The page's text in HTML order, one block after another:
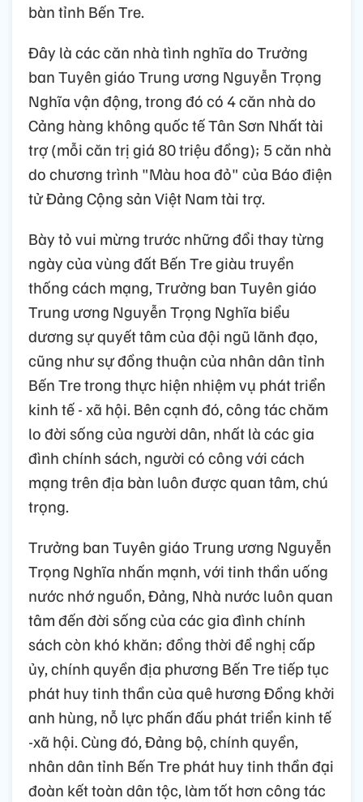
bàn tỉnh Bến Tre.
Đây là các căn nhà tình nghĩa do Trưởng
ban Tuyên giáo Trung ương Nguyễn Trọng
Nghĩa vận động, trong đó có 4 căn nhà do
Cảng hàng không quốc tế Tân Sơn Nhất tài
trợ (mỗi căn trị giá 80 triệu đồng); 5 căn nhà
do chương trình "Màu hoa đỏ" của Báo điện
tử Đảng Cộng sản Việt Nam tài trợ.
Bày tỏ vui mừng trước những đổi thay từng
ngày của vùng đất Bến Tre giàu truyền
thống cách mạng, Trưởng ban Tuyên giáo
Trung ương Nguyễn Trọng Nghĩa biểu
dương sự quyết tâm của đội ngũ lãnh đạo,
cũng như sự đồng thuận của nhân dân tỉnh
Bến Tre trong thực hiện nhiệm vụ phát triển
kinh tế - xã hội. Bên cạnh đó, công tác chăm
lo đời sống của người dân, nhất là các gia
đình chính sách, người có công với cách
mạng trên địa bàn luôn được quan tâm, chú
trọng.
Trưởng ban Tuyên giáo Trung ương Nguyễn
Trọng Nghĩa nhấn mạnh, với tinh thần uống
nước nhớ nguồn, Đảng, Nhà nước luôn quan
tâm đến đời sống của các gia đình chính
sách còn khó khăn; đồng thời đề nghị cấp
ủy, chính quyền địa phương Bến Tre tiếp tục
phát huy tinh thần của quê hương Đồng khởi
anh hùng, nỗ lực phấn đấu phát triển kinh tế
-xã hội. Cùng đó, Đảng bộ, chính quyền,
nhân dân tỉnh Bến Tre phát huy tinh thần đại
đoàn kết toàn dân tộc, làm tốt hơn công tác